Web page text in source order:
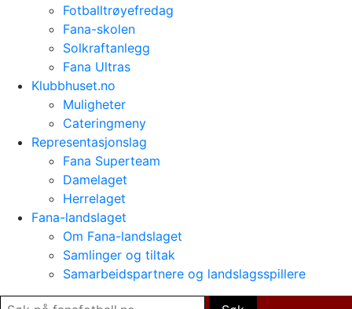
Fotballtrøyefredag
Fana-skolen
Solkraftanlegg
Fana Ultras
Klubbhuset.no
Muligheter
Cateringmeny
Representasjonslag
Fana Superteam
Damelaget
Herrelaget
Fana-landslaget
Om Fana-landslaget
Samlinger og tiltak
Samarbeidspartnere og landslagsspillere